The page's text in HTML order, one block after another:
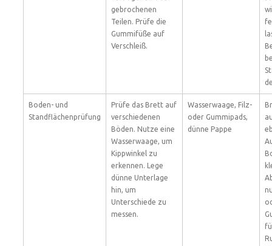
gebrochenen
Teilen. Prüfe die
Gummifüße auf
Verschleiß.
Boden- und
Standflächenprüfung
Prüfe das Brett auf
verschiedenen
Böden. Nutze eine
Wasserwaage, um
Kippwinkel zu
erkennen. Lege
dünne Unterlage
hin, um
Unterschiede zu
messen.
Wasserwaage, Filz-
oder Gummipads,
dünne Pappe